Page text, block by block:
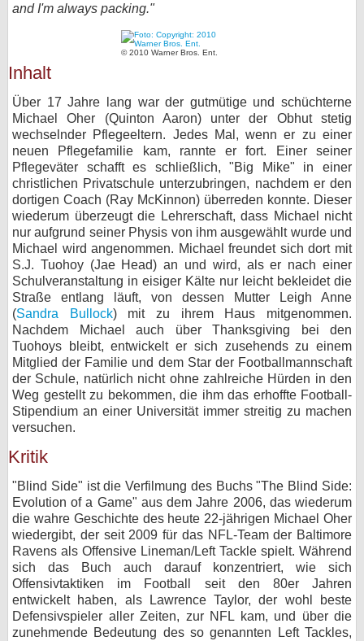
and I'm always packing."
© 2010 Warner Bros. Ent.
Inhalt
Über 17 Jahre lang war der gutmütige und schüchterne
Michael Oher (Quinton Aaron) unter der Obhut stetig
wechselnder Pflegeeltern. Jedes Mal, wenn er zu einer
neuen Pflegefamilie kam, rannte er fort. Einer seiner
Pflegeväter schafft es schließlich, "Big Mike" in einer
christlichen Privatschule unterzubringen, nachdem er den
dortigen Coach (Ray McKinnon) überreden konnte. Dieser
wiederum überzeugt die Lehrerschaft, dass Michael nicht
nur aufgrund seiner Physis von ihm ausgewählt wurde und
Michael wird angenommen. Michael freundet sich dort mit
S.J. Tuohoy (Jae Head) an und wird, als er nach einer
Schulveranstaltung in eisiger Kälte nur leicht bekleidet die
Straße entlang läuft, von dessen Mutter Leigh Anne
(Sandra Bullock) mit zu ihrem Haus mitgenommen.
Nachdem Michael auch über Thanksgiving bei den
Tuohoys bleibt, entwickelt er sich zusehends zu einem
Mitglied der Familie und dem Star der Footballmannschaft
der Schule, natürlich nicht ohne zahlreiche Hürden in den
Weg gestellt zu bekommen, die ihm das erhoffte Football-
Stipendium an einer Universität immer streitig zu machen
versuchen.
Kritik
"Blind Side" ist die Verfilmung des Buchs "The Blind Side:
Evolution of a Game" aus dem Jahre 2006, das wiederum
die wahre Geschichte des heute 22-jährigen Michael Oher
wiedergibt, der seit 2009 für das NFL-Team der Baltimore
Ravens als Offensive Lineman/Left Tackle spielt. Während
sich das Buch auch darauf konzentriert, wie sich
Offensivtaktiken im Football seit den 80er Jahren
entwickelt haben, als Lawrence Taylor, der wohl beste
Defensivspieler aller Zeiten, zur NFL kam, und über die
zunehmende Bedeutung des so genannten Left Tackles,
Nutzungsbedingungen
Datenschutz
Cookie-Einstellungen
Impressum
Desktop-Ansicht
myFanbase